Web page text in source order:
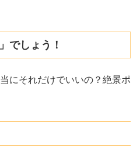
でしょう！
にそれだけでいいの？絶景ポ